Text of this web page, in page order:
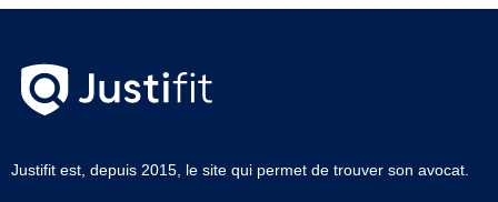
Justifit est, depuis 2015, le site qui permet de trouver son avocat.